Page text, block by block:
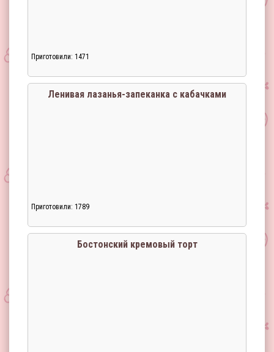
Приготовили: 1471
Ленивая лазанья-запеканка с кабачками
Приготовили: 1789
Бостонский кремовый торт